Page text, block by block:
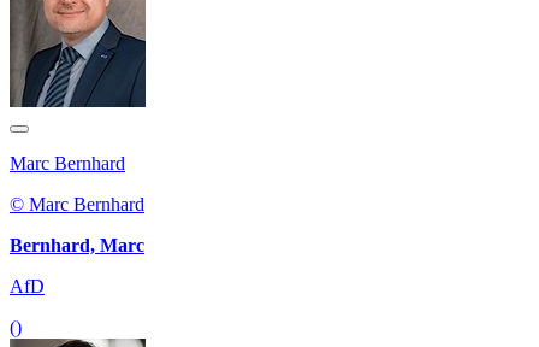
Marc Bernhard
© Marc Bernhard
Bernhard, Marc
AfD
()